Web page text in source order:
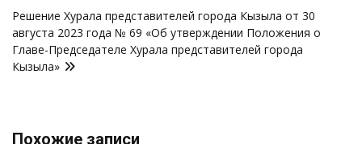
Решение Хурала представителей города Кызыла от 30
августа 2023 года № 69 «Об утверждении Положения о
Главе-Председателе Хурала представителей города
Кызыла»
Похожие записи